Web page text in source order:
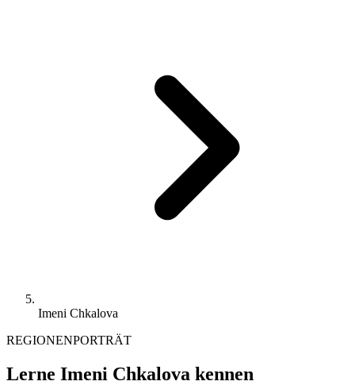
Imeni Chkalova
REGIONENPORTRÄT
Lerne Imeni Chkalova kennen